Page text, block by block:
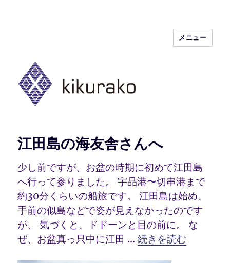
kikurako.com koginzashi (kogin)
needleworks こぎん刺し きくらこ
メニュー
江田島の海友舎さんへ
少し前ですが、お盆の時期に初めて江田島
へ行って参りました。 宇品港〜切串港まで
約30分くらいの船旅です。 江田島は始め、
手前の似島などで姿が見えなかったのです
が、 気づくと、ドドーンと目の前に。 な
ぜ、お盆真っ只中に江田 …“江田島の海友舎さ
続きを読む